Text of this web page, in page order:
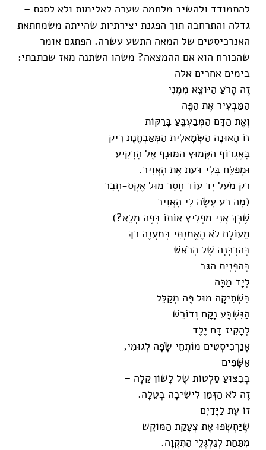
להתמודד ולהשיב מלחמה שערה לאלימות ולא לסגת –
גדלה והתרחבה תוך הפגנת יצירתיות שהייתה משמחתאת
האנרכיסטים של המאה התשע עשרה. הפתגם אומר
שהכורח הוא אם ההמצאה? משהו השתנה מאז שכתבתי:
בימים אחרים אלה
זֶה הָרֹעַ הַיּוֹצֵא מִמֶנִי
הַמַּבְעִיר אֶת הַפֶּה
וְאֶת הַדָּם הַמְּבַעְבֵּעַ בָּרַקּוֹת
זוֹ הָאוּנָה הַשְּׂמָאלִית הַמְּאַבְחֶנֶת רִיק
בָּאֶגְרוֹף הַקָּמוּץ הַמּוּנָף אֶל הָרָקִיעַ
וּמְפַלֵּחַ בְּלִי דַּעַת אֶת הָאֲוִיר.
רַק מֹעַל יָד עוֹד חָסֵר מוּל אֶקְס-חָבֵר
(מָה רַע עָשָׂה לִי הָאֲוִיר
שֶׁכָּךְ אֲנִי מַפְלִיץ אוֹתוֹ בְּפֶה מָלֵא?)
מֵעוֹלָם לֹא הֶאֱמַנְתִּי בְּמַעֲנֶה רַךְ
בְּהַרְכָּנָה שֶׁל הָרֹאשׁ
בְּהַפְנָיַת הַגַּב
לְיָד מַכָּה
בִּשְׁתִיקָה מוּל פֶּה מְקַלֵּל
הַנִּשְׁבָּע נָקָם וְדוֹרֵשׁ
לְהָקִיז דָּם יֶלֶד
אָנַרְכִיסְטִים מוֹתְחֵי שָׂפָה לְגוּמִי,
אַשָּׁפִים
בְּבִצּוּעַ סַלְטוֹת שֶׁל לָשׁוֹן קַלָה –
זֶה לֹא הַזְּמַן לִישִׁיבָה בְּטֵלָה.
זוֹ עֵת לַיָּדַיִם
שֶׁיַּחְשְׂפוּ אֶת צְעָקַת הַמּוֹקֵשׁ
מִתַּחַת לְגַלְגְּלֵי הַתִּקְוָה.